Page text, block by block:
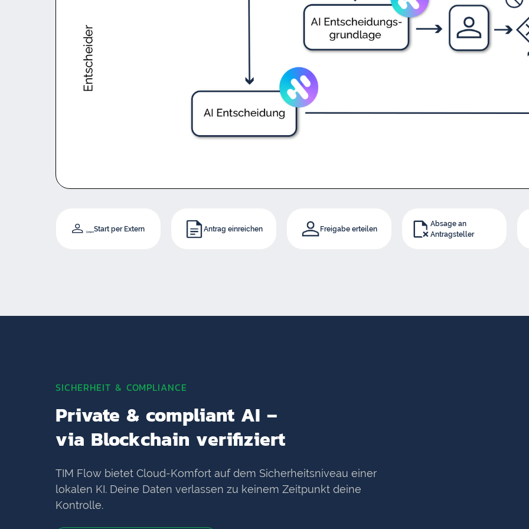
Start per Extern Antrag einreichen Freigabe erteilen
Absage an
Antragsteller
SICHERHEIT & COMPLIANCE
Private & compliant AI –
via Blockchain verifiziert
TIM Flow bietet Cloud-Komfort auf dem Sicherheitsniveau einer
lokalen KI. Deine Daten verlassen zu keinem Zeitpunkt deine
Kontrolle.